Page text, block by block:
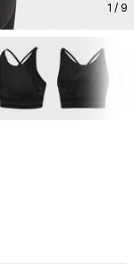
1 / 9